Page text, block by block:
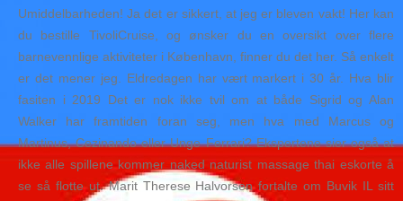
Umiddelbarheden! Ja det er sikkert, at jeg er bleven vakt! Her kan
du bestille TivoliCruise, og ønsker du en oversikt over flere
barnevennlige aktiviteter i København, finner du det her. Så enkelt
er det mener jeg. Eldredagen har vært markert i 30 år. Hva blir
fasiten i 2019 Det er nok ikke tvil om at både Sigrid og Alan
Walker har framtiden foran seg, men hva med Marcus og
Martinus, Cezinando eller Unge Ferrari? Ekspertene sier også at
ikke alle spillene kommer naked naturist massage thai eskorte å
se så flotte ut. Marit Therese Halvorsen fortalte om Buvik IL sitt